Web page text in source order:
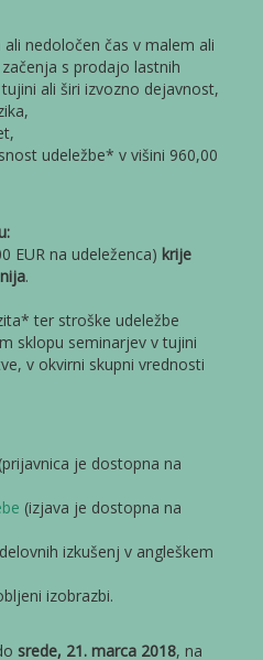
nedoločen čas v malem ali
s prodajo lastnih
ali širi izvozno dejavnost,
udeležbe* v višini 960,00
EUR na udeleženca) krije
.
ter stroške udeležbe
sklopu seminarjev v tujini
v okvirni skupni vrednosti
(prijavnica je dostopna na
(izjava je dostopna na
izkušenj v angleškem
izobrazbi.
srede, 21. marca 2018, na